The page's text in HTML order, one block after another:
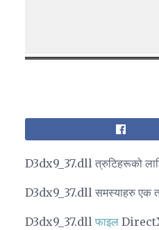
D3dx9_37.dll त्रुटिहरूको
D3dx9_37.dll समस्याहरु एक
D3dx9_37.dll फाइल DirectX